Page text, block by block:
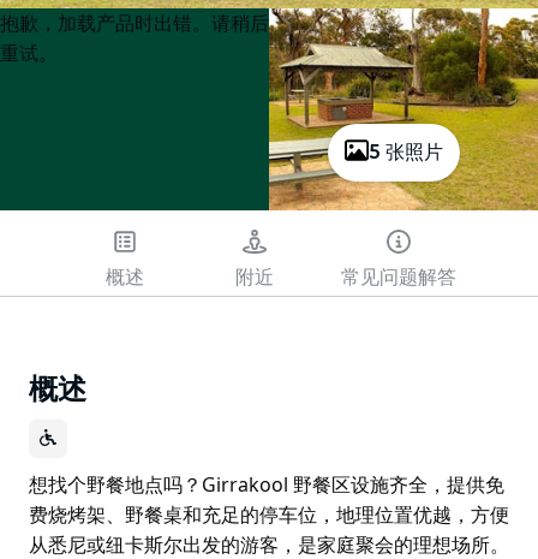
5 张照片
Product
List
Product
List
抱歉，加载产品时出错。请稍后
重试。
概述 附近 常见问题解答
概述
想找个野餐地点吗？Girrakool 野餐区设施齐全，提供免
费烧烤架、野餐桌和充足的停车位，地理位置优越，方便
从悉尼或纽卡斯尔出发的游客，是家庭聚会的理想场所。